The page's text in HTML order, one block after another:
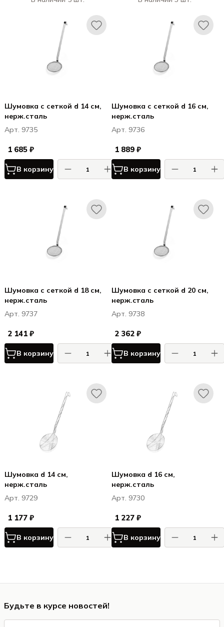
Шумовка с сеткой d 14 см,
нерж.сталь
Арт. 9735
1 685 ₽
В корзину
Шумовка с сеткой d 16 см,
нерж.сталь
Арт. 9736
1 889 ₽
В корзину
Шумовка с сеткой d 18 см,
нерж.сталь
Арт. 9737
2 141 ₽
В корзину
Шумовка с сеткой d 20 см,
нерж.cталь
Арт. 9738
2 362 ₽
В корзину
Шумовка d 14 см,
нерж.сталь
Арт. 9729
1 177 ₽
В корзину
Шумовка d 16 см,
нерж.сталь
Арт. 9730
1 227 ₽
В корзину
Будьте в курсе новостей!